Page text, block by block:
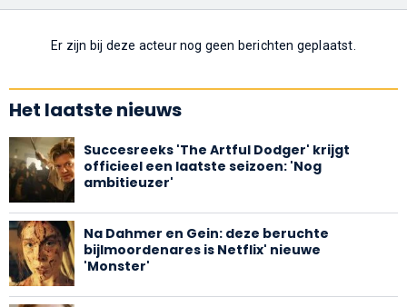
Er zijn bij deze acteur nog geen berichten geplaatst.
Het laatste nieuws
Succesreeks 'The Artful Dodger' krijgt
officieel een laatste seizoen: 'Nog
ambitieuzer'
Na Dahmer en Gein: deze beruchte
bijlmoordenares is Netflix' nieuwe
'Monster'